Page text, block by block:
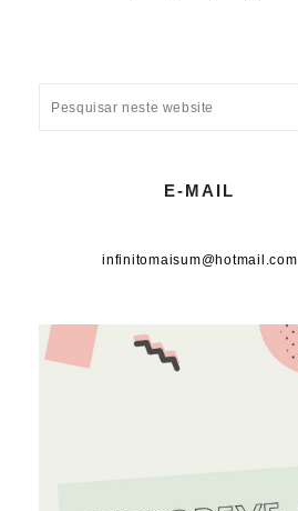
E-MAIL
infinitomaisum@hotmail.com